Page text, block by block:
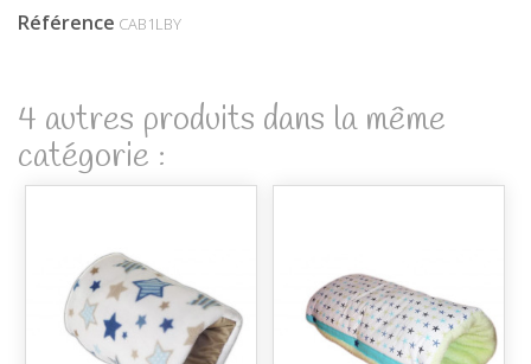
Référence CAB1LBY
4 autres produits dans la même
catégorie :